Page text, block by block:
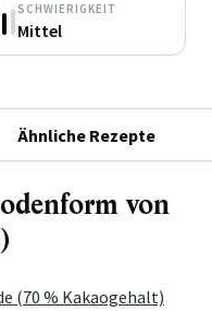
SCHWIERIGKEIT
Mittel
Ähnliche Rezepte
von
(70 % Kakaogehalt)